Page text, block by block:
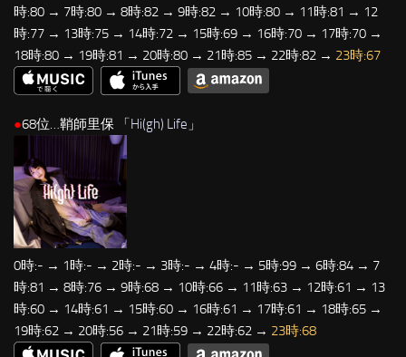
時:80 → 7時:80 → 8時:82 → 9時:82 → 10時:80 → 11時:81 → 12
時:77 → 13時:75 → 14時:72 → 15時:69 → 16時:70 → 17時:70 →
18時:80 → 19時:81 → 20時:80 → 21時:85 → 22時:82 → 23時:67
●68位…鞘師里保 「 Hi(gh) Life 」
0時:- → 1時:- → 2時:- → 3時:- → 4時:- → 5時:99 → 6時:84 → 7
時:81 → 8時:76 → 9時:68 → 10時:66 → 11時:63 → 12時:61 → 13
時:60 → 14時:61 → 15時:60 → 16時:61 → 17時:61 → 18時:65 →
19時:62 → 20時:56 → 21時:59 → 22時:62 → 23時:68